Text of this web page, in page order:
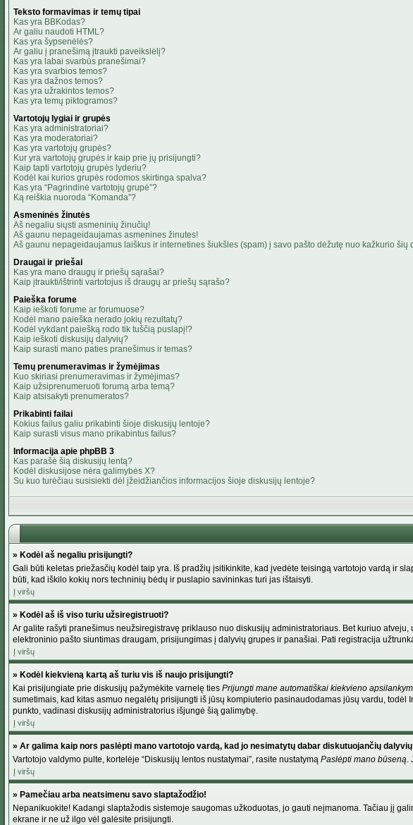
Teksto formavimas ir temų tipai
Kas yra BBKodas?
Ar galiu naudoti HTML?
Kas yra šypsenėlės?
Ar galiu į pranešimą įtraukti paveikslėlį?
Kas yra labai svarbūs pranešimai?
Kas yra svarbios temos?
Kas yra dažnos temos?
Kas yra užrakintos temos?
Kas yra temų piktogramos?
Vartotojų lygiai ir grupės
Kas yra administratoriai?
Kas yra moderatoriai?
Kas yra vartotojų grupės?
Kur yra vartotojų grupės ir kaip prie jų prisijungti?
Kaip tapti vartotojų grupės lyderiu?
Kodėl kai kurios grupės rodomos skirtinga spalva?
Kas yra “Pagrindinė vartotojų grupė”?
Ką reiškia nuoroda “Komanda”?
Asmeninės žinutės
Aš negaliu siųsti asmeninių žinučių!
Aš gaunu nepageidaujamas asmenines žinutes!
Aš gaunu nepageidaujamus laiškus ir internetines šiukšles (spam) į savo pašto dėžutę nuo kažkurio šių
Draugai ir priešai
Kas yra mano draugų ir priešų sąrašai?
Kaip įtraukti/ištrinti vartotojus iš draugų ar priešų sąrašo?
Paieška forume
Kaip ieškoti forume ar forumuose?
Kodėl mano paieška nerado jokių rezultatų?
Kodėl vykdant paiešką rodo tik tuščią puslapį!?
Kaip ieškoti diskusijų dalyvių?
Kaip surasti mano paties pranešimus ir temas?
Temų prenumeravimas ir žymėjimas
Kuo skiriasi prenumeravimas ir žymėjimas?
Kaip užsiprenumeruoti forumą arba temą?
Kaip atsisakyti prenumeratos?
Prikabinti failai
Kokius failus galiu prikabinti šioje diskusijų lentoje?
Kaip surasti visus mano prikabintus failus?
Informacija apie phpBB 3
Kas parašė šią diskusijų lentą?
Kodėl diskusijose nėra galimybės X?
Su kuo turėčiau susisiekti dėl įžeidžiančios informacijos šioje diskusijų lentoje?
» Kodėl aš negaliu prisijungti?
Gali būti keletas priežasčių kodėl taip yra. Iš pradžių įsitikinkite, kad įvedėte teisingą vartotojo vardą ir
būti, kad iškilo kokių nors techninių bėdų ir puslapio savininkas turi jas ištaisyti.
Į viršų
» Kodėl aš iš viso turiu užsiregistruoti?
Ar galite rašyti pranešimus neužsiregistravę priklauso nuo diskusijų administratoriaus. Bet kuriuo
elektroninio pašto siuntimas draugam, prisijungimas į dalyvių grupes ir panašiai. Pati registracija
Į viršų
» Kodėl kiekvieną kartą aš turiu vis iš naujo prisijungti?
Kai prisijungiate prie diskusijų pažymėkite varnelę ties Prijungti mane automatiškai kiekvieno
sumetimais, kad kitas asmuo negalėtų prisijungti iš jūsų kompiuterio pasinaudodamas jūsų vardu,
punkto, vadinasi diskusijų administratorius išjungė šią galimybę.
Į viršų
» Ar galima kaip nors paslėpti mano vartotojo vardą, kad jo nesimatytų dabar diskutuojančių
Vartotojo valdymo pulte, kortelėje “Diskusijų lentos nustatymai”, rasite nustatymą Paslėpti mano būseną.
Į viršų
» Pamečiau arba neatsimenu savo slaptažodžio!
Nepanikuokite! Kadangi slaptažodis sistemoje saugomas užkoduotas, jo gauti neįmanoma. Tačiau jį
ekrane ir ne už ilgo vėl galėsite prisijungti.